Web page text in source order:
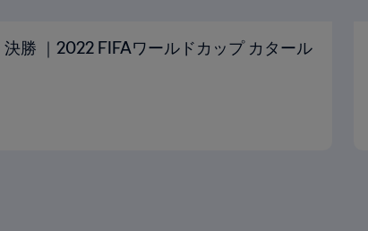
勝 ｜2022 FIFAワールドカップ カタール